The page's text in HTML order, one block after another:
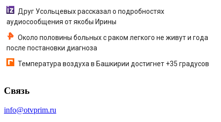
Друг Усольцевых рассказал о подробностях
аудиосообщения от якобы Ирины
Около половины больных с раком легкого не живут и года
после постановки диагноза
Температура воздуха в Башкирии достигнет +35 градусов
Связь
info@otvprim.ru